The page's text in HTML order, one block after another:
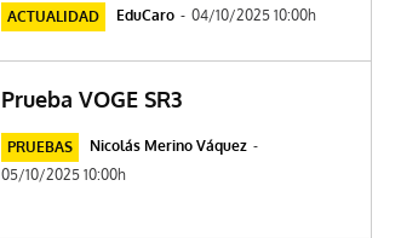
ACTUALIDAD EduCaro - 04/10/2025 10:00h
Prueba VOGE SR3
PRUEBAS Nicolás Merino Váquez -
05/10/2025 10:00h